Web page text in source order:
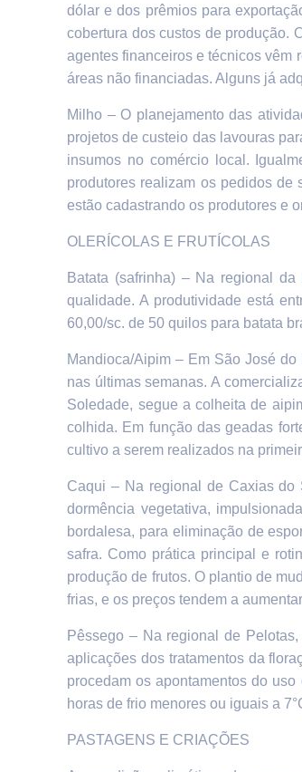
dólar e dos prêmios para
cobertura dos custos de produção.
agentes financeiros e técnicos vêm
áreas não financiadas. Alguns já
Milho – O planejamento das
projetos de custeio das lavouras
insumos no comércio local.
produtores realizam os pedidos de
estão cadastrando os produtores e
OLERÍCOLAS E FRUTÍCOLAS
Batata (safrinha) – Na regional da
qualidade. A produtividade está
60,00/sc. de 50 quilos para batata
Mandioca/Aipim – Em São José
nas últimas semanas. A
Soledade, segue a colheita de
colhida. Em função das geadas
cultivo a serem realizados na
Caqui – Na regional de Caxias do
dormência vegetativa,
bordalesa, para eliminação de
safra. Como prática principal e
produção de frutos. O plantio de
frias, e os preços tendem a
Pêssego – Na regional de Pelotas,
aplicações dos tratamentos da
procedam os apontamentos do
horas de frio menores ou iguais a
PASTAGENS E CRIAÇÕES